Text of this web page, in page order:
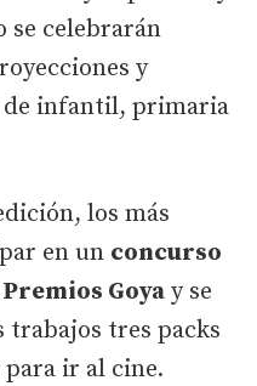
se celebrarán
y
de infantil, primaria
los más
en un concurso
Goya y se
trabajos tres packs
ir al cine.